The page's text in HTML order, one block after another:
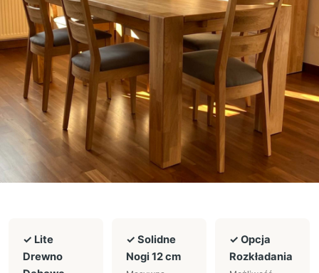
✓ Lite
Drewno
✓ Solidne
Nogi 12 cm
✓ Opcja
Rozkładania